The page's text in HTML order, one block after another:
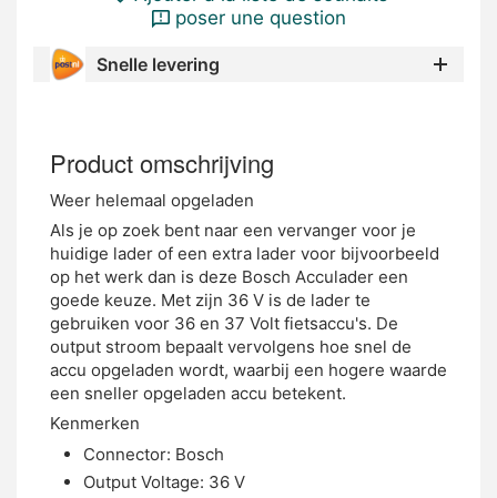
poser une question
Snelle levering
Product omschrijving
Weer helemaal opgeladen
Als je op zoek bent naar een vervanger voor je
huidige lader of een extra lader voor bijvoorbeeld
op het werk dan is deze Bosch Acculader een
goede keuze. Met zijn 36 V is de lader te
gebruiken voor 36 en 37 Volt fietsaccu's. De
output stroom bepaalt vervolgens hoe snel de
accu opgeladen wordt, waarbij een hogere waarde
een sneller opgeladen accu betekent.
Kenmerken
Connector: Bosch
Output Voltage: 36 V